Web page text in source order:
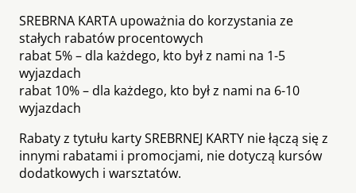
SREBRNA KARTA upoważnia do korzystania ze
stałych rabatów procentowych
rabat 5% – dla każdego, kto był z nami na 1-5
wyjazdach
rabat 10% – dla każdego, kto był z nami na 6-10
wyjazdach
Rabaty z tytułu karty SREBRNEJ KARTY nie łączą się z
innymi rabatami i promocjami, nie dotyczą kursów
dodatkowych i warsztatów.